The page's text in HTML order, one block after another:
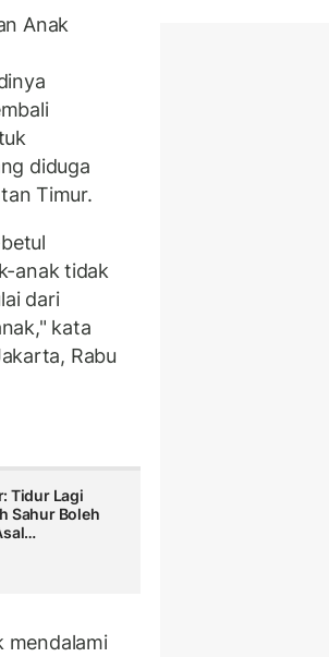
Anak
diduga
Timur.
anak tidak
dari
kata
Rabu
Tidur Lagi
Sahur Boleh
mendalami